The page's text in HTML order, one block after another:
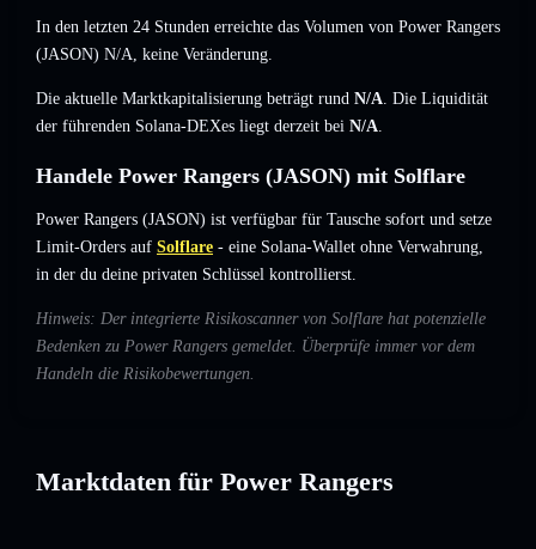
In den letzten 24 Stunden erreichte das Volumen von Power Rangers
(JASON) N/A, keine Veränderung.
Die aktuelle Marktkapitalisierung beträgt rund N/A. Die Liquidität
der führenden Solana-DEXes liegt derzeit bei N/A.
Handele Power Rangers (JASON) mit Solflare
Power Rangers (JASON) ist verfügbar für Tausche sofort und setze
Limit-Orders auf Solflare - eine Solana-Wallet ohne Verwahrung,
in der du deine privaten Schlüssel kontrollierst.
Hinweis: Der integrierte Risikoscanner von Solflare hat potenzielle
Bedenken zu Power Rangers gemeldet. Überprüfe immer vor dem
Handeln die Risikobewertungen.
Marktdaten für Power Rangers